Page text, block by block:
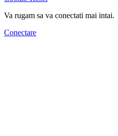
Va rugam sa va conectati mai intai.
Conectare